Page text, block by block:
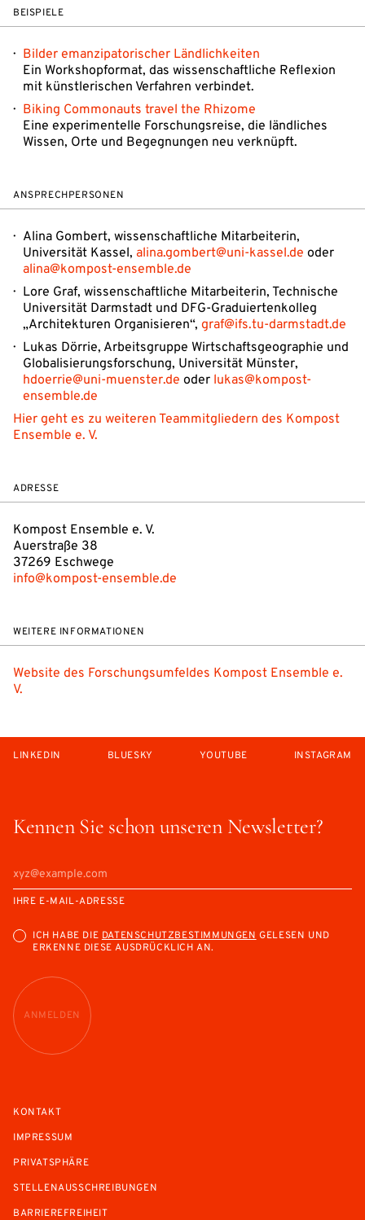
BEISPIELE
Bilder emanzipatorischer Ländlichkeiten
Ein Workshopformat, das wissenschaftliche Reflexion
mit künstlerischen Verfahren verbindet.
Biking Commonauts travel the Rhizome
Eine experimentelle Forschungsreise, die ländliches
Wissen, Orte und Begegnungen neu verknüpft.
ANSPRECHPERSONEN
Alina Gombert, wissenschaftliche Mitarbeiterin,
Universität Kassel, alina.gombert@uni-kassel.de oder
alina@kompost-ensemble.de
Lore Graf, wissenschaftliche Mitarbeiterin, Technische
Universität Darmstadt und DFG-Graduiertenkolleg
„Architekturen Organisieren“, graf@ifs.tu-darmstadt.de
Lukas Dörrie, Arbeitsgruppe Wirtschaftsgeographie und
Globalisierungsforschung, Universität Münster,
hdoerrie@uni-muenster.de oder lukas@kompost-
ensemble.de
Hier geht es zu weiteren Teammitgliedern des Kompost
Ensemble e. V.
ADRESSE
Kompost Ensemble e. V.
Auerstraße 38
37269 Eschwege
info@kompost-ensemble.de
WEITERE INFORMATIONEN
Website des Forschungsumfeldes Kompost Ensemble e.
V.
Kennen Sie schon unseren Newsletter?
IHRE E-MAIL-ADRESSE
ICH HABE DIE DATENSCHUTZBESTIMMUNGEN GELESEN UND
ERKENNE DIESE AUSDRÜCKLICH AN.
ANMELDEN
LINKEDIN BLUESKY YOUTUBE INSTAGRAM
KONTAKT
IMPRESSUM
PRIVATSPHÄRE
STELLENAUSSCHREIBUNGEN
BARRIEREFREIHEIT